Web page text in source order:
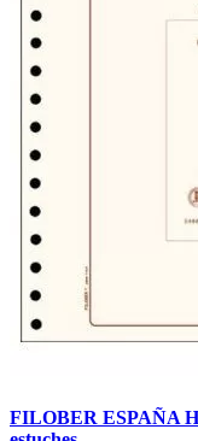
FILOBER ESPAÑA